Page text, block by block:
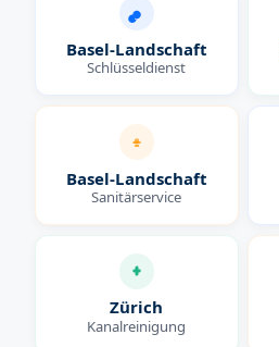
Basel-Landschaft
Schlüsseldienst
Basel-Landschaft
Sanitärservice
Zürich
Kanalreinigung